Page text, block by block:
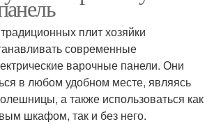
плит хозяйки
современные
варочные панели. Они
в любом удобном месте, являясь
а также использоваться как
шкафом, так и без него.